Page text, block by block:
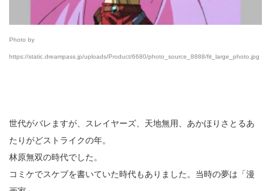
Photo by
https://static.dreampass.jp/uploads/Product/6680/photo_source_8888/fit_large_photo.jpg
世代がバレますが、スレイヤーズ、天地無用、あかほりさとるあ
たりがどストライクの年。
林原無双の時代でした。
コミケでスケブを書いていた時代もありました。当時の夢は「漫